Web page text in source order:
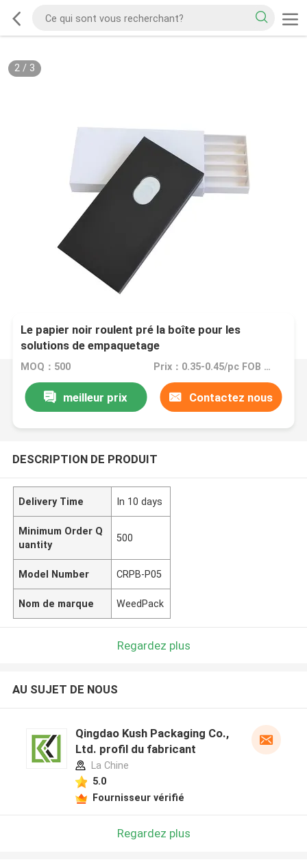
2/ 3
Le papier noir roulent pré la boîte pour les
solutions de empaquetage
MOQ：500 Prix：0.35-0.45/pc FOB China
meilleur prix Contactez nous
DESCRIPTION DE PRODUIT
Delivery Time In 10 days
Minimum Order Q
uantity
500
Model Number CRPB-P05
Nom de marque WeedPack
Regardez plus
AU SUJET DE NOUS
Qingdao Kush Packaging Co.,
Ltd. profil du fabricant
La Chine
5.0
Fournisseur vérifié
Regardez plus